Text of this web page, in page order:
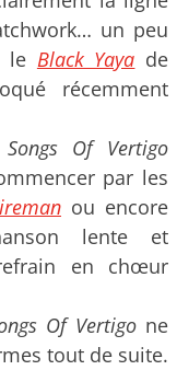
un peu
le Black Yaya de
récemment
Songs Of Vertigo
par les
ou encore
lente et
en chœur
Of Vertigone
tout de suite.